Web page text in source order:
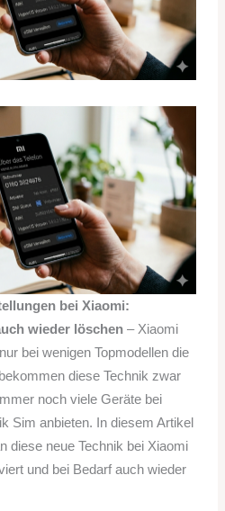
bei Xiaomi:
wieder löschen – Xiaomi
bei wenigen Topmodellen die
diese Technik zwar
noch viele Geräte bei
Sim anbieten. In diesem Artikel
diese neue Technik bei Xiaomi
und bei Bedarf auch wieder